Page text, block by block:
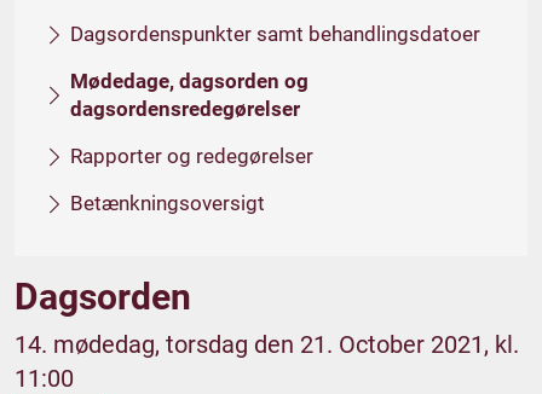
Dagsordenspunkter samt behandlingsdatoer
Mødedage, dagsorden og
dagsordensredegørelser
Rapporter og redegørelser
Betænkningsoversigt
Dagsorden
14. mødedag, torsdag den 21. October 2021, kl.
11:00